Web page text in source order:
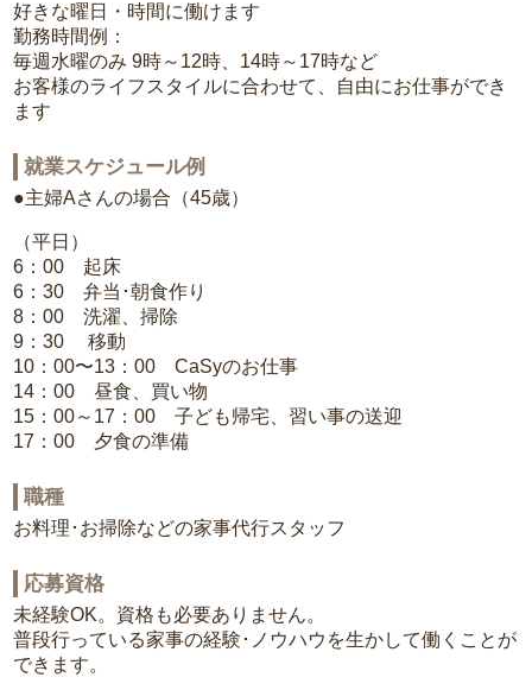
好きな曜日・時間に働けます
勤務時間例：
毎週水曜のみ 9時～12時、14時～17時など
お客様のライフスタイルに合わせて、自由にお仕事ができ
ます
就業スケジュール例
●主婦Aさんの場合（45歳）
（平日）
6：00 起床
6：30 弁当･朝食作り
8：00 洗濯、掃除
9：30 移動
10：00〜13：00 CaSyのお仕事
14：00 昼食、買い物
15：00～17：00 子ども帰宅、習い事の送迎
17：00 夕食の準備
職種
お料理･お掃除などの家事代行スタッフ
応募資格
未経験OK。資格も必要ありません。
普段行っている家事の経験･ノウハウを生かして働くことが
できます。